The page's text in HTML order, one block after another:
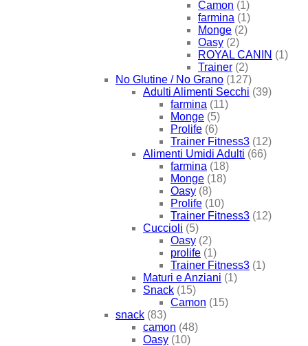
Camon (1)
farmina (1)
Monge (2)
Oasy (2)
ROYAL CANIN (1)
Trainer (2)
No Glutine / No Grano (127)
Adulti Alimenti Secchi (39)
farmina (11)
Monge (5)
Prolife (6)
Trainer Fitness3 (12)
Alimenti Umidi Adulti (66)
farmina (18)
Monge (18)
Oasy (8)
Prolife (10)
Trainer Fitness3 (12)
Cuccioli (5)
Oasy (2)
prolife (1)
Trainer Fitness3 (1)
Maturi e Anziani (1)
Snack (15)
Camon (15)
snack (83)
camon (48)
Oasy (10)